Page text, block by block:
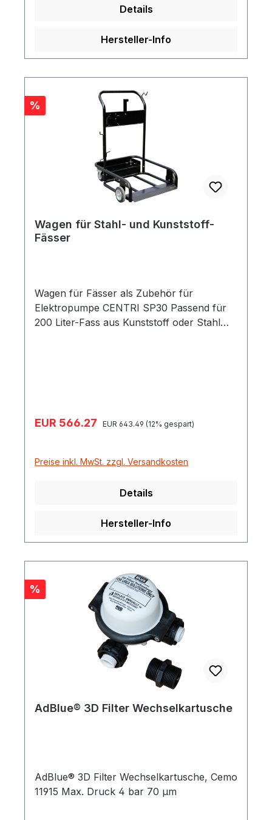
Details
Hersteller-Info
Rabatt
%
Wagen für Stahl- und Kunststoff-
Fässer
Wagen für Fässer als Zubehör für
Elektropumpe CENTRI SP30 Passend für
200 Liter-Fass aus Kunststoff oder Stahl
Verkaufspreis:
EUR 566.27 Regulärer Preis:
EUR 643.49 (12% gespart)
Preise inkl. MwSt. zzgl. Versandkosten
Details
Hersteller-Info
Rabatt
%
AdBlue® 3D Filter Wechselkartusche
AdBlue® 3D Filter Wechselkartusche, Cemo
11915 Max. Druck 4 bar 70 μm